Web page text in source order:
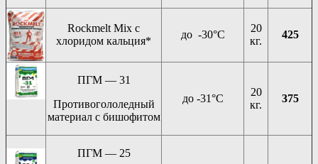
Rockmelt Mix с
хлоридом кальция*
до -30°C
20
кг.
425
ПГМ — 31
Противогололедный
материал с бишофитом
до -31°C
20
кг.
375
ПГМ — 25